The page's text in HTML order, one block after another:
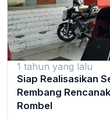
1 tahun yang lalu
Siap Realisasikan
Rembang
Rombel